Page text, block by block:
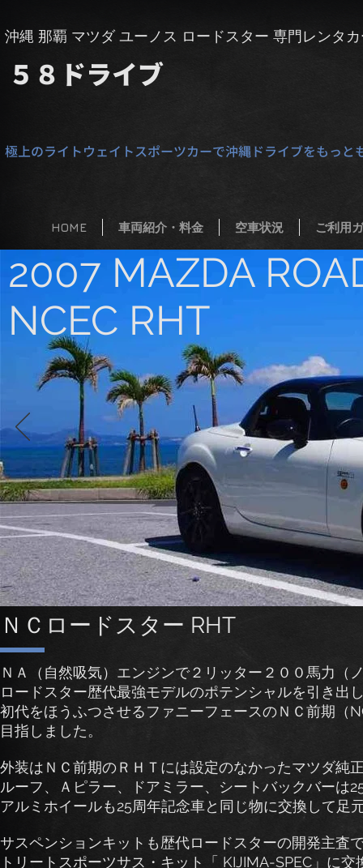
沖縄 那覇 マツダ ユーノス ロードスター 専門レンタ
５８ ​ドライブ
極上のライトウェイトスポーツカーで沖縄ドライブをもっ
HOME 車両紹介・料金 空車状況 ご利用
2007 MAZDA
NCEC RHT
​ＮＣロードスター RHT
ＮＡ（自然吸気）エンジンで２リッター２００馬力（
ロードスター歴代最強モデルのポテンシャルを引き出
初代をほうふつさせるファニーフェースのＮＣ前期（
目指しました。
外装はＮＣ前期のＲＨＴには設定のなかったマツダ純
ルーフ、Ａピラー、ドアミラー、シートバックバーは
アルミホイールも25周年記念車と同じ物に交換して足
サスペンションキットも歴代ロードスターの開発主査
トリートスポーツサス・キット「 KIJIMA-SPEC」に交